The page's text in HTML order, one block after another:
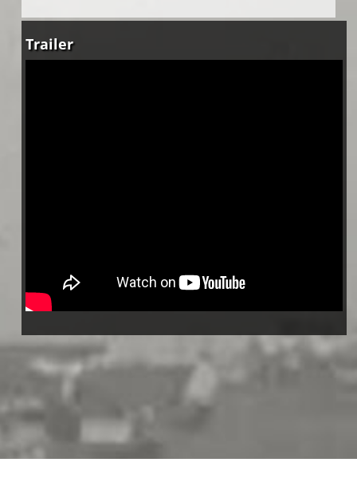
Trailer